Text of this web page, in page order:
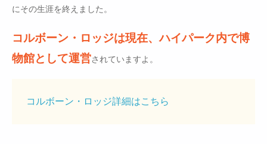
にその生涯を終えました。
コルボーン・ロッジは現在、ハイパーク内で博
物館として運営されていますよ。
コルボーン・ロッジ詳細はこちら